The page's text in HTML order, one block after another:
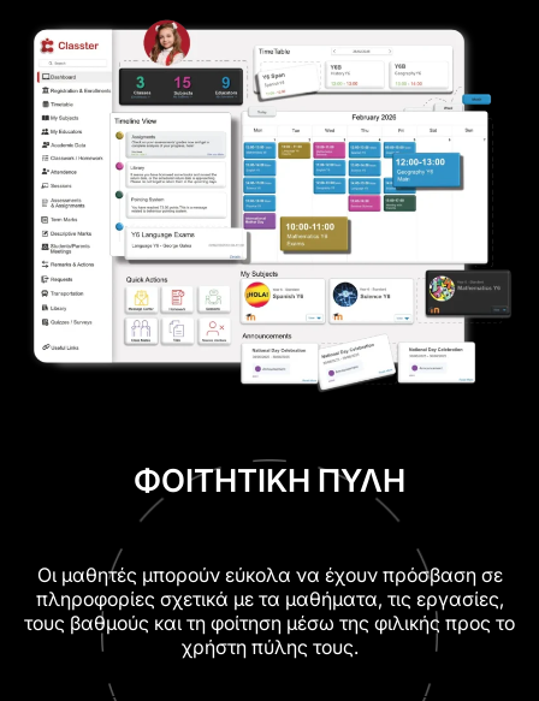
ΦΟΙΤΗΤΙΚΗ ΠΥΛΗ
Οι μαθητές μπορούν εύκολα να έχουν πρόσβαση σε
πληροφορίες σχετικά με τα μαθήματα, τις εργασίες,
τους βαθμούς και τη φοίτηση μέσω της φιλικής προς το
χρήστη πύλης τους.